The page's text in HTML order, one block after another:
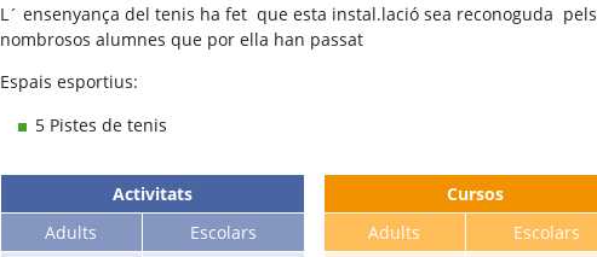
L´ ensenyança del tenis ha fet que esta instal.lació sea reconoguda pels
nombrosos alumnes que por ella han passat
Espais esportius:
5 Pistes de tenis
Activitats
Adults
Escolars
Cursos
Adults
Escolars